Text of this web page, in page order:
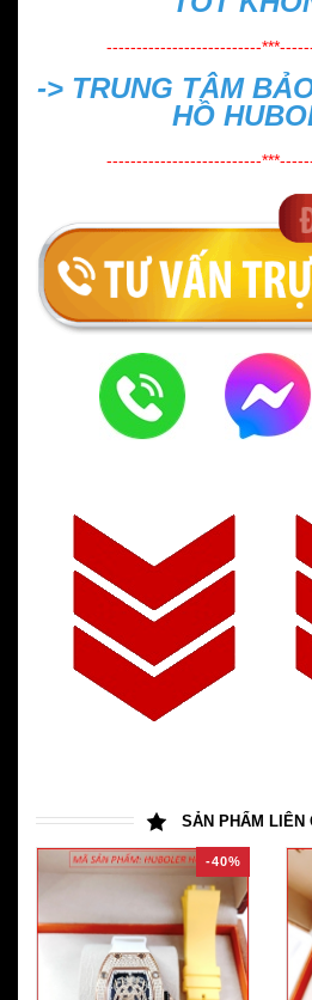
--------------------------
-> TRUNG TÂM
HỒ
--------------------------
SẢN PHẨM LIÊN
-40%